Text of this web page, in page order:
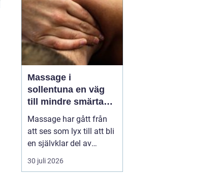
vårdcentral extr...
Massage i
sollentuna en väg
till mindre smärta
och mer ork i
vardagen
Massage har gått från
att ses som lyx till att bli
en självklar del av
många människors
hälsa och vardag. Allt
30 juli 2026